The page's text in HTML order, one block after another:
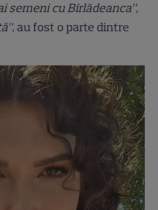
semeni cu Bîrlădeanca”,
au fost o parte dintre